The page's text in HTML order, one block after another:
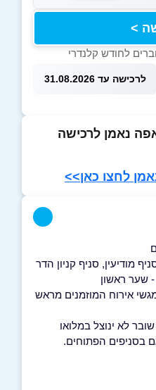
>
לרכישה עד 31.08.2026
נאמן לרכישה
לחצו כאן>>
מודיעין, סניף קניון הדר
- שער ראשון
אירוח המוזמנים מראש
לא ינוצל במלואו
בסניפים הפתוחים.